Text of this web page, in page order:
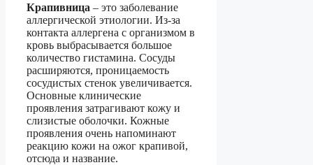
Крапивница – это заболевание
аллергической этиологии. Из-за
контакта аллергена с организмом в
кровь выбрасывается большое
количество гистамина. Сосуды
расширяются, проницаемость
сосудистых стенок увеличивается.
Основные клинические
проявления затрагивают кожу и
слизистые оболочки. Кожные
проявления очень напоминают
реакцию кожи на ожог крапивой,
отсюда и название.